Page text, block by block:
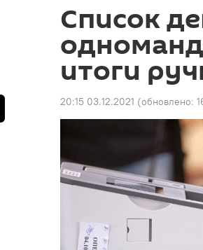
Список
итоги
20:15 03.12.2021 (обновлено: